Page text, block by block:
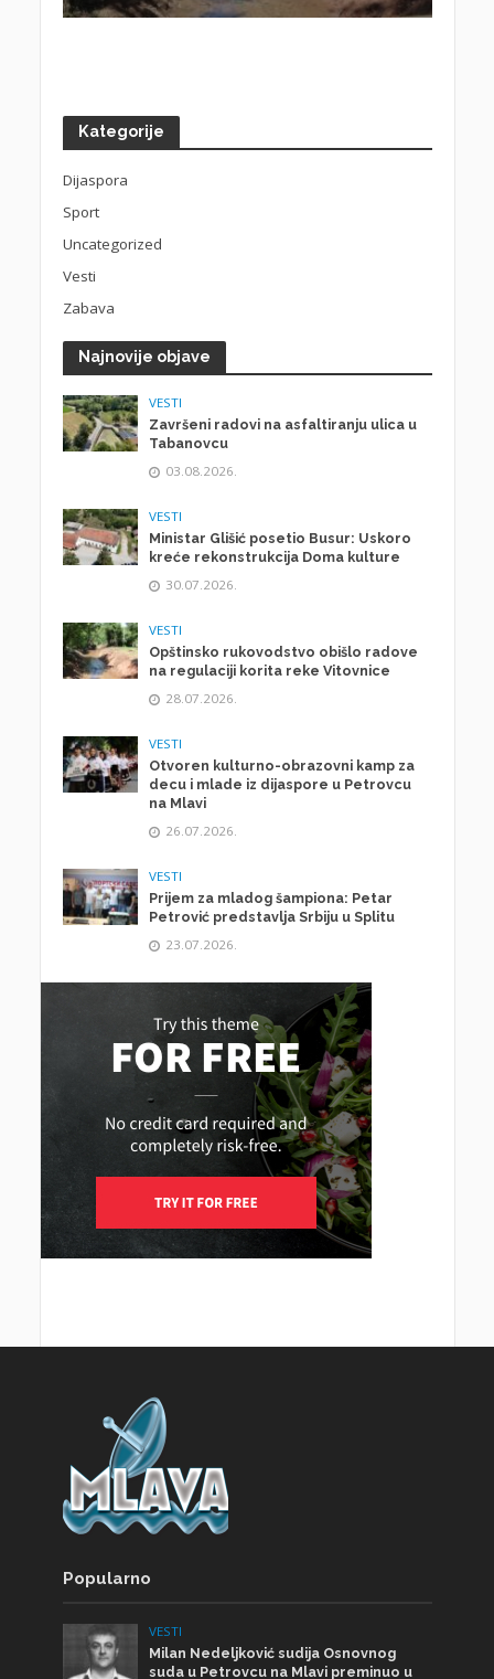
Kategorije
Dijaspora
Sport
Uncategorized
Vesti
Zabava
Najnovije objave
VESTI
Završeni radovi na asfaltiranju ulica u
Tabanovcu
03.08.2026.
VESTI
Ministar Glišić posetio Busur: Uskoro
kreće rekonstrukcija Doma kulture
30.07.2026.
VESTI
Opštinsko rukovodstvo obišlo radove
na regulaciji korita reke Vitovnice
28.07.2026.
VESTI
Otvoren kulturno-obrazovni kamp za
decu i mlade iz dijaspore u Petrovcu
na Mlavi
26.07.2026.
VESTI
Prijem za mladog šampiona: Petar
Petrović predstavlja Srbiju u Splitu
23.07.2026.
Popularno
VESTI
Milan Nedeljković sudija Osnovnog
suda u Petrovcu na Mlavi preminuo u